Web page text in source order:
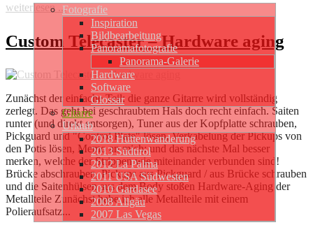
Fotografie
Inspiration
Bildbearbeitung
Panoramafotografie
Panorama-Galerie
Hardware
Software
Glossar
Gitarre
Urlaub
2018 Hüttenwanderung
2013 Südtirol
2012 La Palma
2011 USA Südwesten
2010 Gardasee
2008 Allgäu
2007 Las Vegas
weiterlesen ...
Custom Telecaster – Hardware aging
Zunächst der einfache Teil: die ganze Gitarre wird vollständig
zerlegt. Das geht bei geschraubtem Hals doch recht einfach. Saiten
runter (und direkt entsorgen), Tuner aus der Kopfplatte schrauben,
Pickguard und "Control Plate" lösen, Verkabelung der Pickups von
den Potis lösen, Memo an mich: und das nächste Mal besser
merken, welche der Strippen wie miteinander verbunden sind!
Brücke abschrauben, Pickups aus Pickguard / aus Brücke schrauben
und die Saitenhülsen aus dem Body stoßen Hardware-Aging der
Metallteile Zunächst habe ich alle Metallteile mit einem
Polieraufsatz...